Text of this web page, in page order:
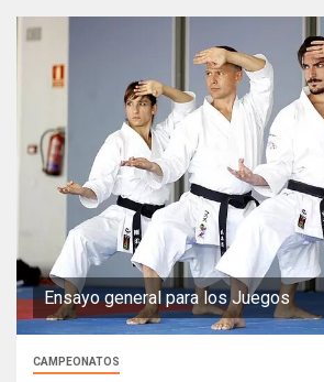
Ensayo general para los Juegos
CAMPEONATOS